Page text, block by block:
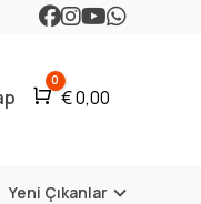
Araba
0
€0,00
Yeni Çıkanlar